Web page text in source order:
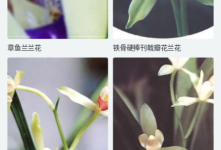
章鱼兰兰花 铁骨硬捧刊戟瓣花兰花